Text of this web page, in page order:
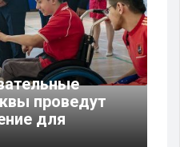
проведут
для